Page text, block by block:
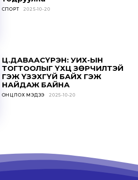
СПОРТ 2025-10-20
Ц.ДАВААСҮРЭН: УИХ-ЫН
ТОГТООЛЫГ ҮХЦ ЗӨРЧИЛТЭЙ
ГЭЖ ҮЗЭХГҮЙ БАЙХ ГЭЖ
НАЙДАЖ БАЙНА
ОНЦЛОХ МЭДЭЭ 2025-10-20